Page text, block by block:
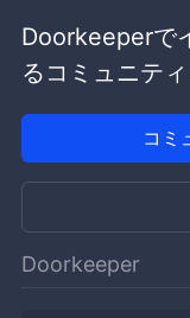
Doorkeeperで
るコミュニテ
コミ
Doorkeeper